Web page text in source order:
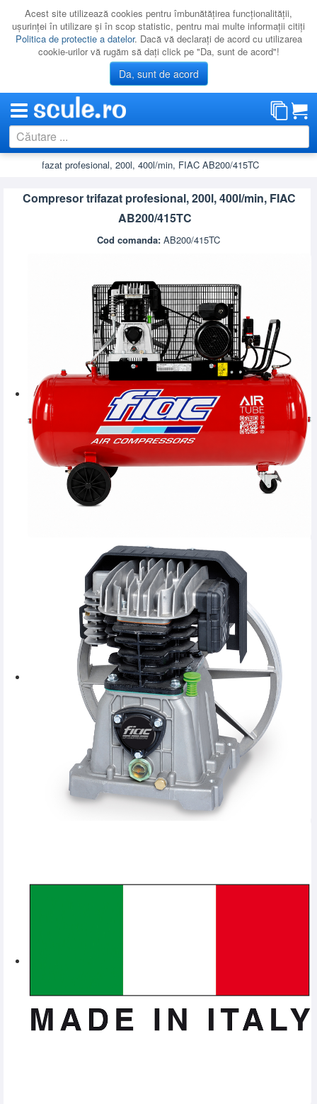
Acest site utilizează cookies pentru îmbunătăţirea funcţionalităţii,
uşurinţei în utilizare şi în scop statistic, pentru mai multe informaţii citiţi
Politica de protectie a datelor. Dacă vă declaraţi de acord cu utilizarea
cookie-urilor vă rugăm să daţi click pe "Da, sunt de acord"!
Da, sunt de acord
CATEGORII
CONTACT
AUTENTIFICARE
trifazat profesional, 200l, 400l/min, FIAC AB200/415TC
Compresor trifazat profesional, 200l, 400l/min, FIAC
AB200/415TC
Cod comanda:AB200/415TC